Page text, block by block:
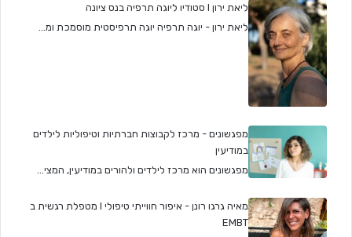
ליאת ירון I סטודיו ליוגה תרפיה בנס ציונה
ליאת ירון - יוגה תרפיה יוגה תרפיסטית מוסמכת ומ...
מפגשונים - מרכז לקבוצות חברתיות וטיפוליות לילדים
במודיעין
מפגשונים הוא מרכז לילדים ולהורים במודיעין, המצי...
מאיה גרגו רונן - איפור חווייתי טיפולי I מטפלת רגשית ב
EMBT